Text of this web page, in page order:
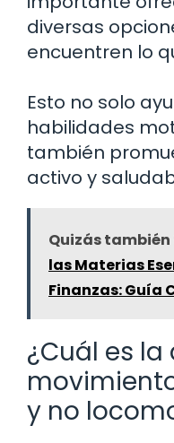
diversas
encuentren lo
Esto no solo
habilidades
también
activo y
Quizás
las Materias
Finanzas: Guía
¿Cuál es
y no